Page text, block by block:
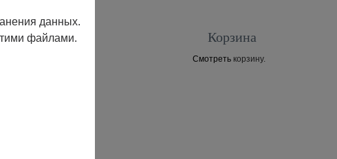
Корзина
Смотреть корзину.
данных.
файлами.